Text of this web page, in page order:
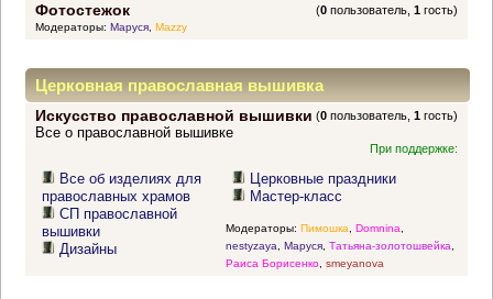
Фотостежок (0 пользователь,1 гость)
Модераторы: Маруся, Mazzy
Церковная православная вышивка
Искусство православной вышивки (0 пользователь,1 гость)
Все о православной вышивке
При поддержке:
Все об изделиях для
православных храмов
СП православной
вышивки
Дизайны
Церковные праздники
Мастер-класс
Модераторы: Пимошка Domnina
nestyzaya
Маруся, Татьяна-золотошвейка
Раиса Борисенко, smeyanova